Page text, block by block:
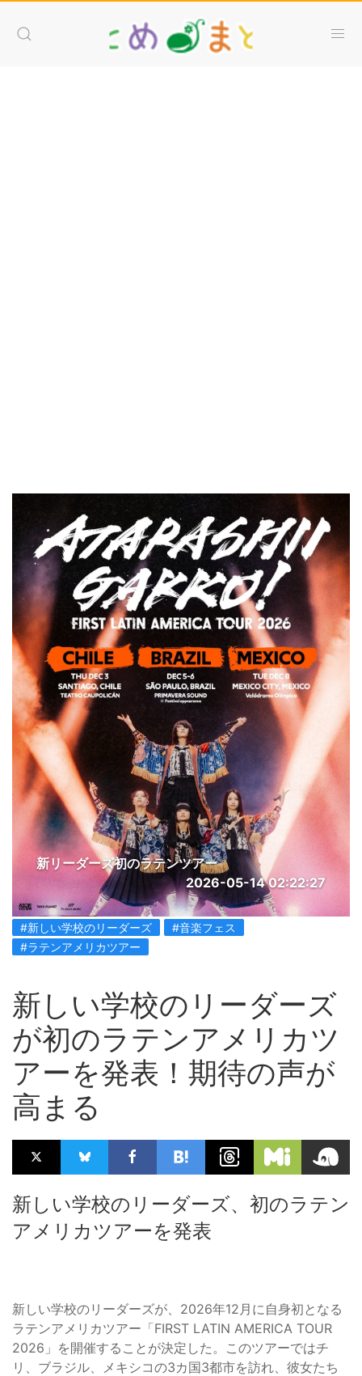
新リーダーズ初のラテンツアー
2026-05-14 02:22:27
#新しい学校のリーダーズ
#音楽フェス
#ラテンアメリカツアー
新しい学校のリーダーズ
が初のラテンアメリカツ
アーを発表！期待の声が
高まる
新しい学校のリーダーズ、初のラテン
アメリカツアーを発表
新しい学校のリーダーズが、2026年12月に自身初となる
ラテンアメリカツアー「FIRST LATIN AMERICA TOUR
2026」を開催することが決定した。このツアーではチ
リ、ブラジル、メキシコの3カ国3都市を訪れ、彼女たち